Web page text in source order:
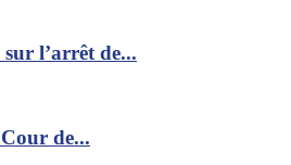
l’arrêt de...
de...